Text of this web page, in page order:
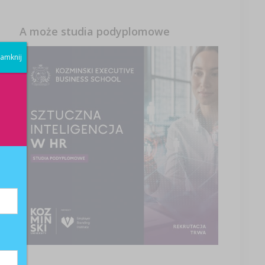
A może studia podyplomowe